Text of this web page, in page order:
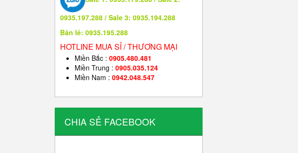
0935.197.288 / Sale 3: 0935.194.288
Bán lẻ: 0935.195.288
HOTLINE MUA SỈ / THƯƠNG MẠI
Miền Bắc : 0905.480.481
Miền Trung : 0905.035.124
Miền Nam : 0942.048.547
CHIA SẺ FACEBOOK